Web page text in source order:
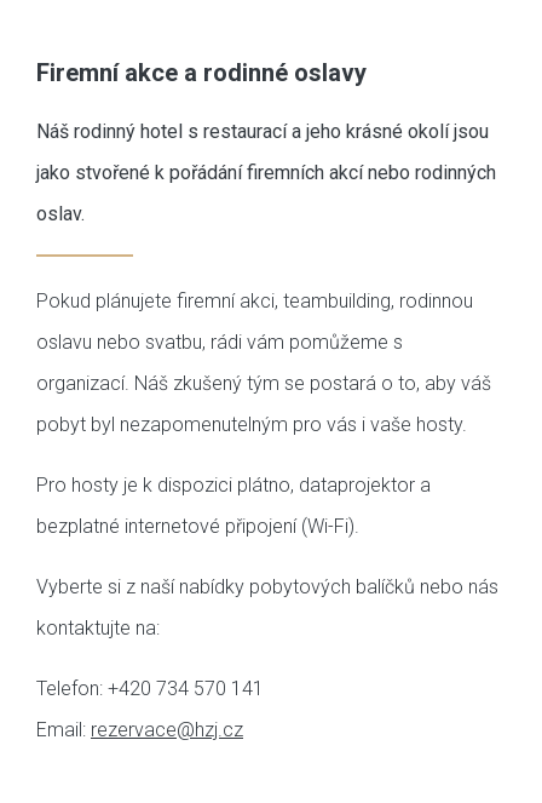
Firemní akce a rodinné oslavy
Náš rodinný hotel s restaurací a jeho krásné okolí jsou
jako stvořené k pořádání firemních akcí nebo rodinných
oslav.
Pokud plánujete firemní akci, teambuilding, rodinnou
oslavu nebo svatbu, rádi vám pomůžeme s
organizací. Náš zkušený tým se postará o to, aby váš
pobyt byl nezapomenutelným pro vás i vaše hosty.
Pro hosty je k dispozici plátno, dataprojektor a
bezplatné internetové připojení (Wi-Fi).
Vyberte si z naší nabídky pobytových balíčků nebo nás
kontaktujte na:
Telefon: +420 734 570 141
Email: rezervace@hzj.cz